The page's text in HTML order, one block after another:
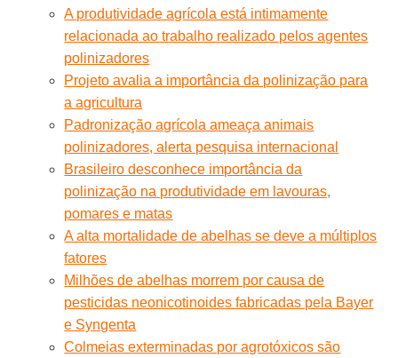
A produtividade agrícola está intimamente
relacionada ao trabalho realizado pelos agentes
polinizadores
Projeto avalia a importância da polinização para
a agricultura
Padronização agrícola ameaça animais
polinizadores, alerta pesquisa internacional
Brasileiro desconhece importância da
polinização na produtividade em lavouras,
pomares e matas
A alta mortalidade de abelhas se deve a múltiplos
fatores
Milhões de abelhas morrem por causa de
pesticidas neonicotinoides fabricadas pela Bayer
e Syngenta
Colmeias exterminadas por agrotóxicos são